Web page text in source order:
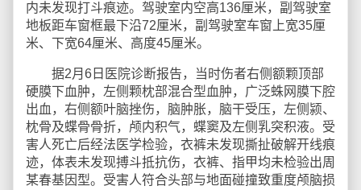
内未发现打斗痕迹。驾驶室内空高136厘米，副驾驶室
地板距车窗框最下沿72厘米，副驾驶室车窗上宽35厘
米、下宽64厘米、高度45厘米。
据2月6日医院诊断报告，当时伤者右侧额颗顶部
硬膜下血肿，左侧颗枕部混合型血肿，广泛蛛网膜下腔
出血，右侧额叶脑挫伤，脑肿胀，脑干受压，左侧颍、
枕骨及蝶骨骨折，颅内积气，蝶窦及左侧乳突积液。受
害人死亡后经法医学检验，衣裤未发现撕扯破解开线痕
迹，体表未发现搏斗抵抗伤，衣裤、指甲均未检验出周
某春基因型。受害人符合头部与地面碰撞致重度颅脑损